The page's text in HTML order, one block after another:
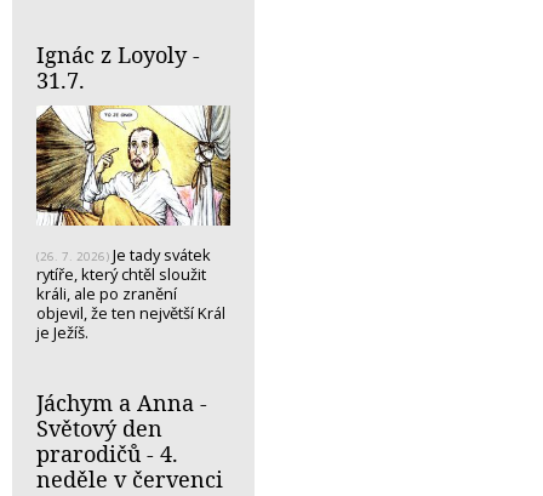
Ignác z Loyoly -
31.7.
(26. 7. 2026) Je tady svátek
rytíře, který chtěl sloužit
králi, ale po zranění
objevil, že ten největší Král
je Ježíš.
Jáchym a Anna -
Světový den
prarodičů - 4.
neděle v červenci